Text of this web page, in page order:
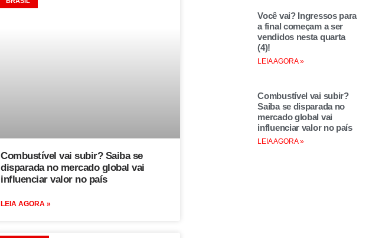
Combustível vai subir? Saiba se
disparada no mercado global vai
influenciar valor no país
LEIA AGORA »
Você vai? Ingressos para
a final começam a ser
vendidos nesta quarta
(4)!
LEIA AGORA »
Combustível vai subir?
Saiba se disparada no
mercado global vai
influenciar valor no país
LEIA AGORA »